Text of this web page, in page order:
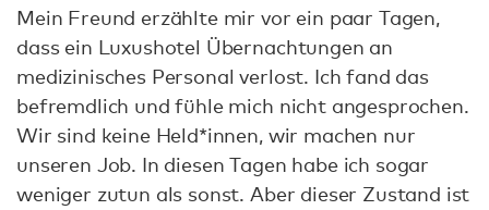
Mein Freund erzählte mir vor ein paar Tagen,
dass ein Luxushotel Übernachtungen an
medizinisches Personal verlost. Ich fand das
befremdlich und fühle mich nicht angesprochen.
Wir sind keine Held*innen, wir machen nur
unseren Job. In diesen Tagen habe ich sogar
weniger zutun als sonst. Aber dieser Zustand ist